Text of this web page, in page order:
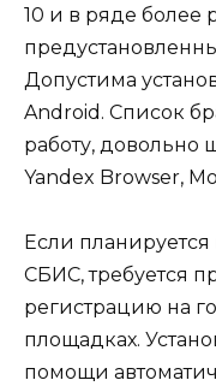
10 и в ряде более
Допустима
Android. Список
работу, довольно
Yandex Browser,
Если
СБИС, требуется
регистрацию на
площадках.
помощи